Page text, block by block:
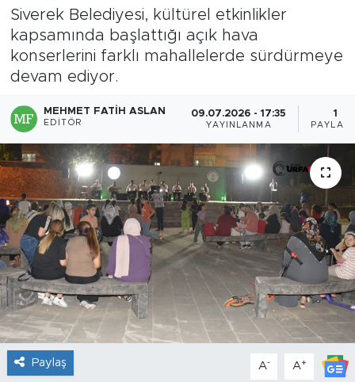
Siverek Belediyesi, kültürel etkinlikler
kapsamında başlattığı açık hava
konserlerini farklı mahallelerde sürdürmeye
devam ediyor.
MEHMET FATIH ASLAN
EDITÖR
09.07.2026 - 17:35
YAYINLANMA
1
Paylaş A- A+
OTOMOBİL
Haber Arşivi